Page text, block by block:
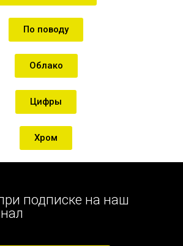
По поводу
Облако
Цифры
Хром
подписке на наш